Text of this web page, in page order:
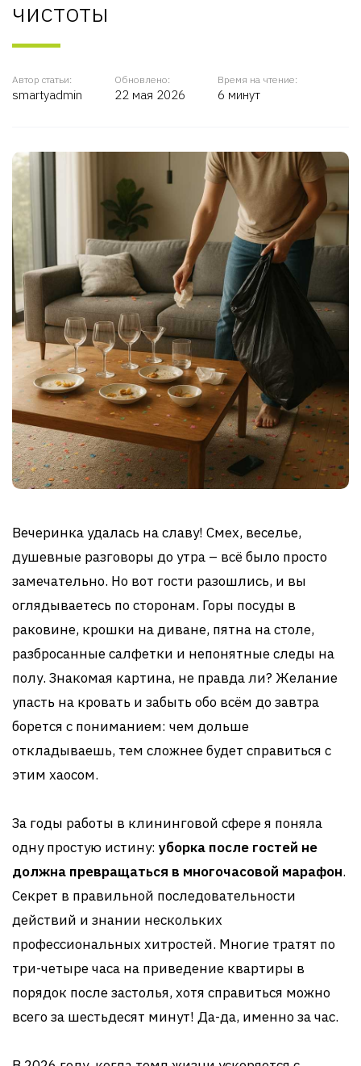
чистоты
Автор статьи:
smartyadmin
Обновлено:
22 мая 2026
Время на чтение:
6 минут
Вечеринка удалась на славу! Смех, веселье,
душевные разговоры до утра – всё было просто
замечательно. Но вот гости разошлись, и вы
оглядываетесь по сторонам. Горы посуды в
раковине, крошки на диване, пятна на столе,
разбросанные салфетки и непонятные следы на
полу. Знакомая картина, не правда ли? Желание
упасть на кровать и забыть обо всём до завтра
борется с пониманием: чем дольше
откладываешь, тем сложнее будет справиться с
этим хаосом.
За годы работы в клининговой сфере я поняла
одну простую истину: уборка после гостей не
должна превращаться в многочасовой марафон.
Секрет в правильной последовательности
действий и знании нескольких
профессиональных хитростей. Многие тратят по
три-четыре часа на приведение квартиры в
порядок после застолья, хотя справиться можно
всего за шестьдесят минут! Да-да, именно за час.